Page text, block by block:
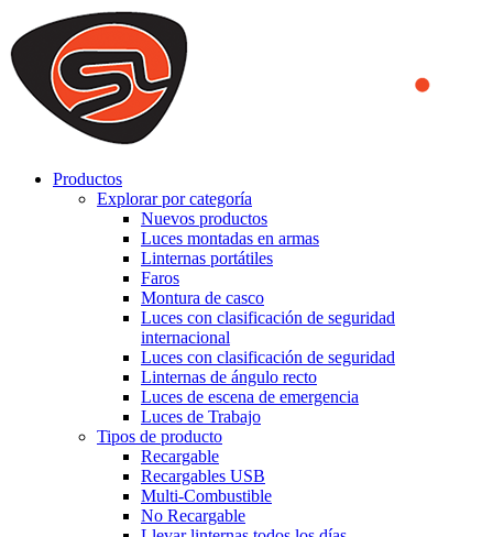
We use cookies to ensure that we provide you the best experience
on our website. By continuing to browse this website, you accept
that cookies are used to help us analyze how the website is used and
to offer you a better experience. To learn more or to find out how
you can disable cookies, you can access our
Productos
Explorar por categoría
Nuevos productos
Luces montadas en armas
Linternas portátiles
Faros
Montura de casco
Luces con clasificación de seguridad
internacional
Luces con clasificación de seguridad
Linternas de ángulo recto
Luces de escena de emergencia
Luces de Trabajo
Tipos de producto
Recargable
Recargables USB
Multi-Combustible
No Recargable